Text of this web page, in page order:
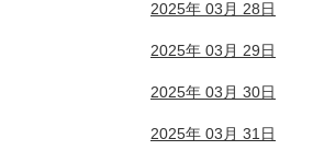
2025年 03月 28日
2025年 03月 29日
2025年 03月 30日
2025年 03月 31日